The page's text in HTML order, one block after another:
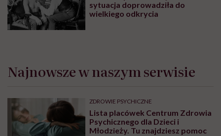
sytuacja doprowadziła do
wielkiego odkrycia
Najnowsze w naszym serwisie
ZDROWIE PSYCHICZNE
Lista placówek Centrum Zdrowia
Psychicznego dla Dzieci i
Młodzieży. Tu znajdziesz pomoc